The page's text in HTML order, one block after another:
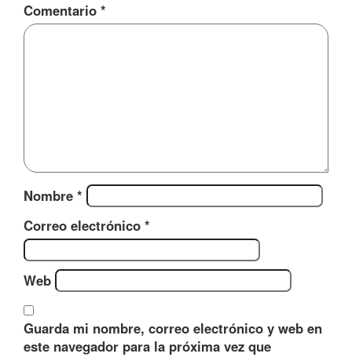
Comentario *
Nombre *
Correo electrónico *
Web
Guarda mi nombre, correo electrónico y web en
este navegador para la próxima vez que